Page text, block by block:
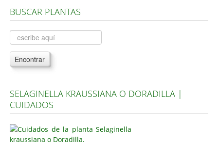
Árboles, Cicas y Palmeras de la G a la Z
Plantas Anuales y Perennes
Plantas Bulbosas y Acuáticas
Plantas de Interior
Plantas Aromáticas y de Huerto
Plantas Carnívoras y Orquídeas
Consejos
BUSCAR PLANTAS
Encontrar
SELAGINELLA KRAUSSIANA O DORADILLA |
CUIDADOS